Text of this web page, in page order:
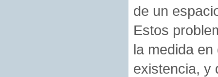
de un
Estos
la medida
existencia, y